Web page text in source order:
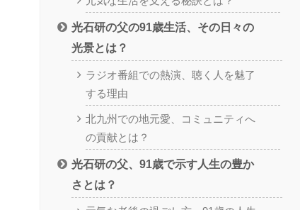
光石研の父の91歳生活、その日々の
光景とは？
ラジオ番組での熱演、聴く人を魅了
する理由
北九州での地元愛、コミュニティへ
の貢献とは？
光石研の父、91歳で示す人生の豊か
さとは？